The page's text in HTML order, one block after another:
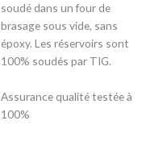
soudé dans un four de
brasage sous vide, sans
époxy. Les réservoirs sont
100% soudés par TIG.
Assurance qualité testée à
100%